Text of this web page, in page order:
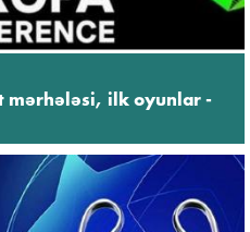
mərhələsi, ilk oyunlar -